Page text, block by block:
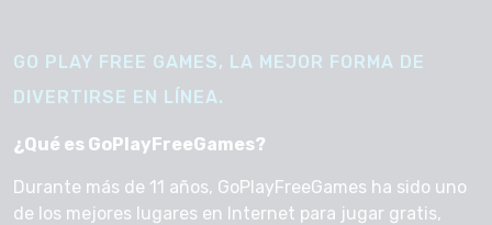
GO PLAY FREE GAMES, LA MEJOR FORMA DE
DIVERTIRSE EN LÍNEA.
¿Qué es GoPlayFreeGames?
Durante más de 11 años, GoPlayFreeGames ha sido uno
de los mejores lugares en Internet para jugar gratis,